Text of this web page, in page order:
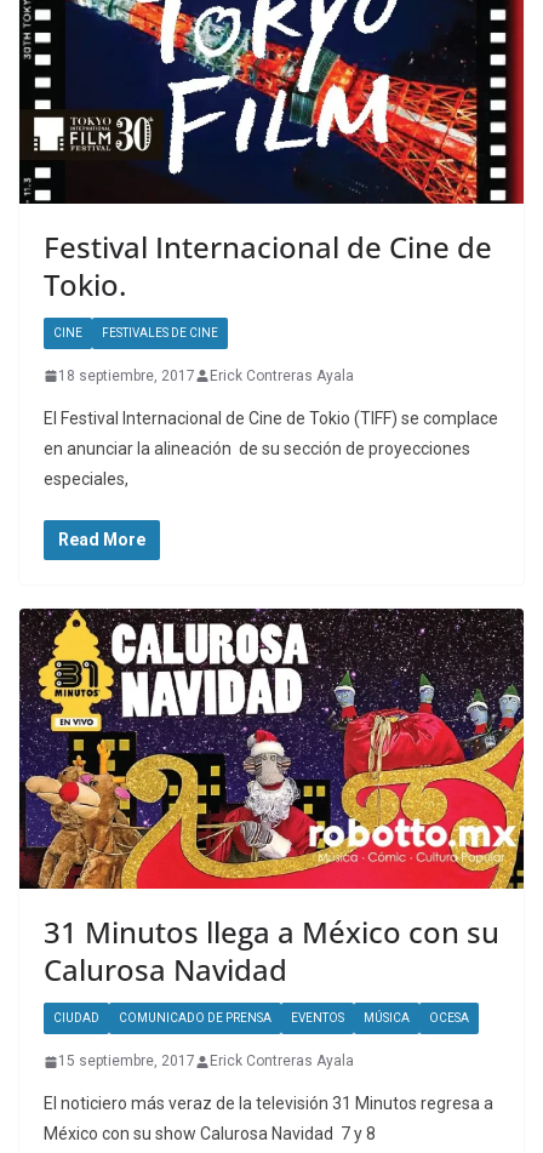
Festival Internacional de Cine de
Tokio.
CINE FESTIVALES DE CINE
18 septiembre, 2017 Erick Contreras Ayala
El Festival Internacional de Cine de Tokio (TIFF) se complace
en anunciar la alineación de su sección de proyecciones
especiales,
Read More
31 Minutos llega a México con su
Calurosa Navidad
CIUDAD COMUNICADO DE PRENSA EVENTOS MÚSICA OCESA
15 septiembre, 2017 Erick Contreras Ayala
El noticiero más veraz de la televisión 31 Minutos regresa a
México con su show Calurosa Navidad 7 y 8